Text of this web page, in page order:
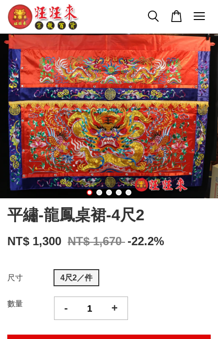
平繡-龍鳳桌裙-4尺2
NT$ 1,300 NT$ 1,670 -22.2%
尺寸 4尺2／件
數量 - +